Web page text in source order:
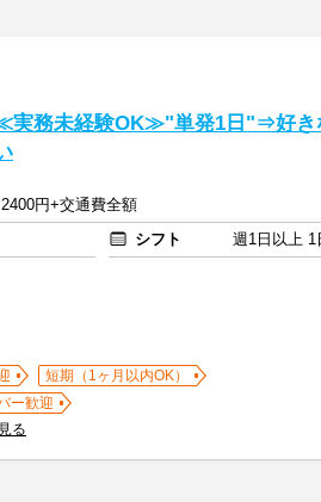
≪実務未経験OK≫"単発1日"⇒好き
円+交通費全額
シフト
週1日以上 1
短期（1ヶ月以内OK）
ー歓迎
る